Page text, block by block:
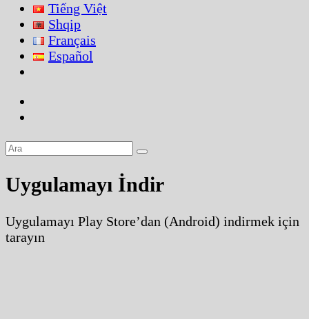
Tiếng Việt
Shqip
Français
Español
Uygulamayı İndir
Uygulamayı Play Store’dan (Android) indirmek için
tarayın